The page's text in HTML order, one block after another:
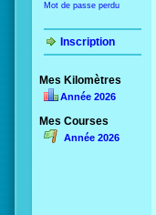
Mot de passe perdu
Inscription
Mes Kilomètres
Année 2026
Mes Courses
Année 2026